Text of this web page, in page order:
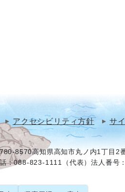
アクセシビリティ方針 サ
8570高知県高知市丸ノ内1丁目2
：088-823-1111（代表）法人番号